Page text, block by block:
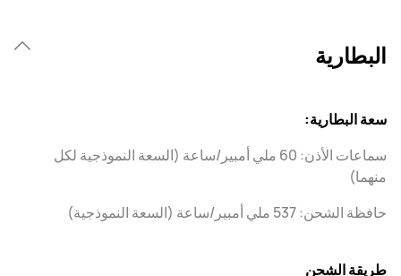
البطارية
سعة البطارية:
سماعات الأذن: 60 ملي أمبير/ساعة (السعة النموذجية لكل
منهما)
حافظة الشحن: 537 ملي أمبير/ساعة (السعة النموذجية)
طريقة الشحن